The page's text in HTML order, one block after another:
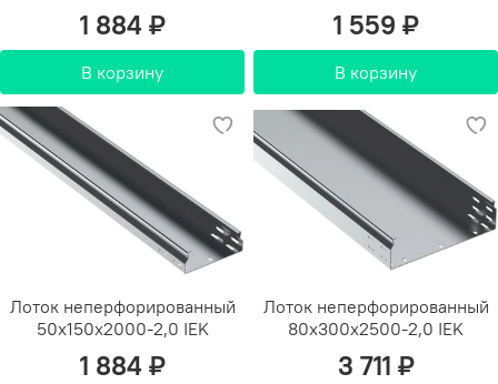
1 884 ₽
В корзину
1 559 ₽
В корзину
Лоток неперфорированный
50х150х2000-2,0 IEK
1 884 ₽
Лоток неперфорированный
80х300х2500-2,0 IEK
3 711 ₽